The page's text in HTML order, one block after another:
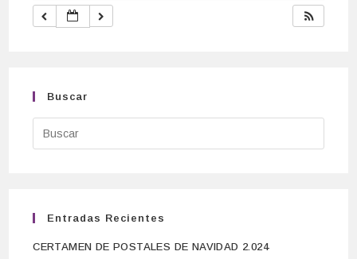
Buscar
Entradas Recientes
CERTAMEN DE POSTALES DE NAVIDAD 2.024